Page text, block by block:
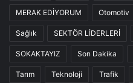
MERAK EDİYORUM Otomotiv
Sağlık SEKTÖR LİDERLERİ
SOKAKTAYIZ Son Dakika
Tarım Teknoloji Trafik